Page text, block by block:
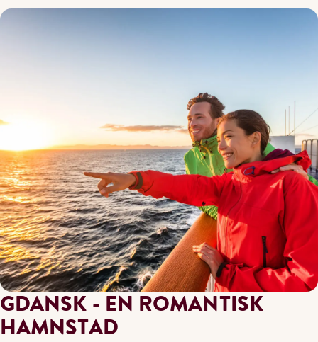
GDANSK - EN ROMANTISK
HAMNSTAD